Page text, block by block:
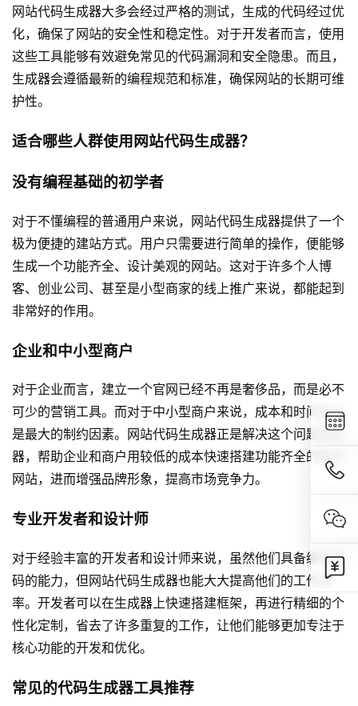
网站代码生成器大多会经过严格的测试，生成的代码经过优
化，确保了网站的安全性和稳定性。对于开发者而言，使用
这些工具能够有效避免常见的代码漏洞和安全隐患。而且，
生成器会遵循最新的编程规范和标准，确保网站的长期可维
护性。
适合哪些人群使用网站代码生成器？
没有编程基础的初学者
对于不懂编程的普通用户来说，网站代码生成器提供了一个
极为便捷的建站方式。用户只需要进行简单的操作，便能够
生成一个功能齐全、设计美观的网站。这对于许多个人博
客、创业公司、甚至是小型商家的线上推广来说，都能起到
非常好的作用。
企业和中小型商户
对于企业而言，建立一个官网已经不再是奢侈品，而是必不
可少的营销工具。而对于中小型商户来说，成本和时间往往
是最大的制约因素。网站代码生成器正是解决这个问题的利
器，帮助企业和商户用较低的成本快速搭建功能齐全的官方
网站，进而增强品牌形象，提高市场竞争力。
专业开发者和设计师
对于经验丰富的开发者和设计师来说，虽然他们具备编写代
码的能力，但网站代码生成器也能大大提高他们的工作效
率。开发者可以在生成器上快速搭建框架，再进行精细的个
性化定制，省去了许多重复的工作，让他们能够更加专注于
核心功能的开发和优化。
常见的代码生成器工具推荐